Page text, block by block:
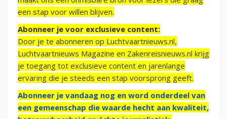
een stap voor willen blijven.
Abonneer je voor exclusieve content:
Door je te abonneren op Luchtvaartnieuws.nl,
Luchtvaartnieuws Magazine en Zakenreisnieuws.nl krijg
je toegang tot exclusieve content en jarenlange
ervaring die je steeds een stap voorsprong geeft.
Abonneer je vandaag nog en word onderdeel van
een gemeenschap die waarde hecht aan kwaliteit,